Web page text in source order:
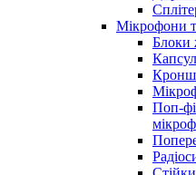
Мікрофони
Блоки
Поп-